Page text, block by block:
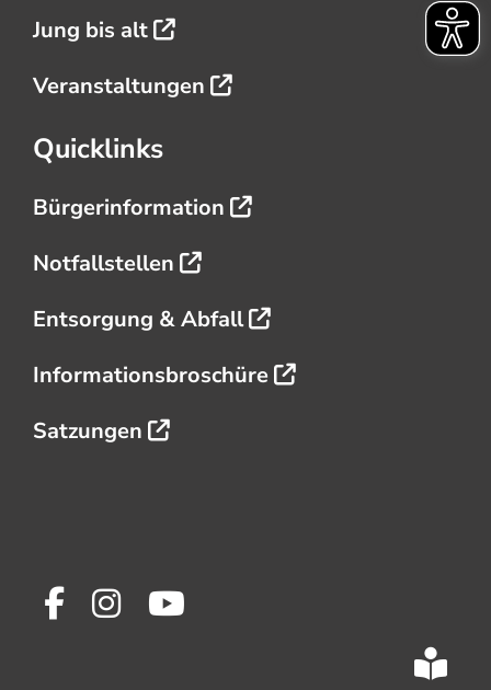
Jung bis alt
Veranstaltungen
Quicklinks
Bürgerinformation
Notfallstellen
Entsorgung & Abfall
Informationsbroschüre
Satzungen